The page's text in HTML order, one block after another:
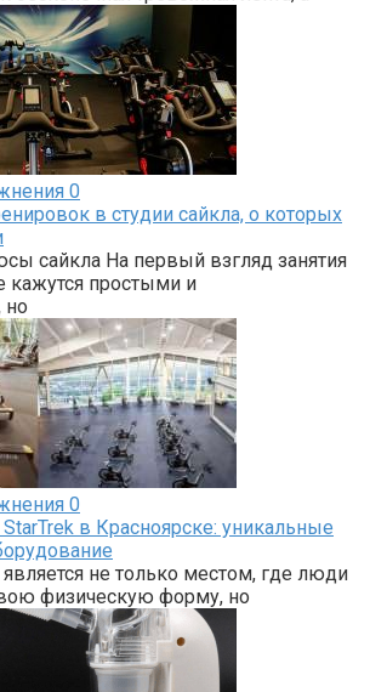
0
в студии сайкла, о которых
сайкла На первый взгляд занятия
кажутся простыми и
но
0
в Красноярске: уникальные
не только местом, где люди
физическую форму, но